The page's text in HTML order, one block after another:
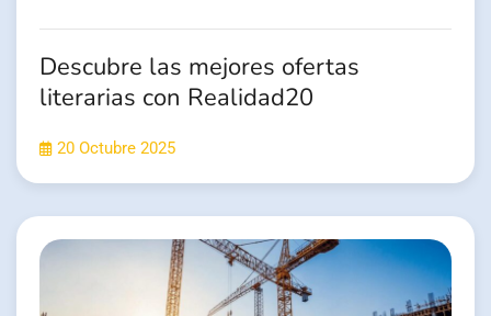
Descubre las mejores ofertas
literarias con Realidad20
20 Octubre 2025